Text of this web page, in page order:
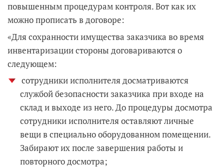
повышенным процедурам контроля. Вот как их
можно прописать в договоре:
«Для сохранности имущества заказчика во время
инвентаризации стороны договариваются о
следующем:
сотрудники исполнителя досматриваются
службой безопасности заказчика при входе на
склад и выходе из него. До процедуры досмотра
сотрудники исполнителя оставляют личные
вещи в специально оборудованном помещении.
Забирают их после завершения работы и
повторного досмотра;